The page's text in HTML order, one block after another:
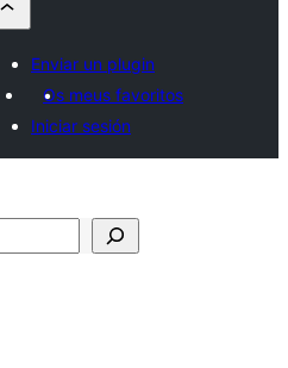
Enviar un plugin
Os meus favoritos
Iniciar sesión